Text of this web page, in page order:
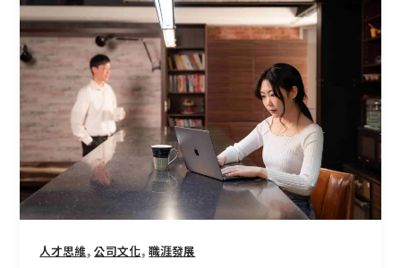
人才思維,公司文化,職涯發展
留
不
了
的
優
秀
員
工：
初
階
主
管